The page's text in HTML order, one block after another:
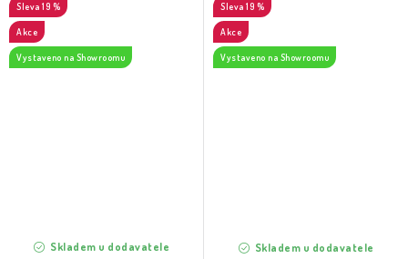
19 %
Akce
Vystaveno na Showroomu
Skladem u dodavatele
19 %
Akce
Vystaveno na Showroomu
Skladem u dodavatele